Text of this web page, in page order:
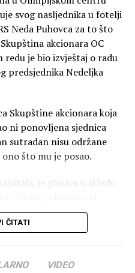
opreme, prijavljivanje
sa nadležnim
za instalaciju i
4. oktobra angažovani
biračkih mjesta.
su do 27. avgusta, a
samo kandidate koji
svog nasljednika u fotelji
Neda Puhovca za to što
akcionara OC
redu je bio izvještaj o radu
predsjednika Nedeljka
Skupštine akcionara koja
ni ponovljena sjednica
sutradan nisu održane
što mu je posao.
je glasam u skladu
u četvrtak došao na
uputu kako da glasam,
ČITATI
VIDEO